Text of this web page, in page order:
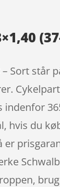
Sort
hvis du